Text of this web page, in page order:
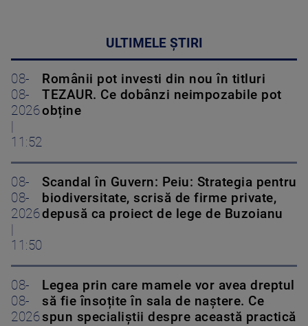
ULTIMELE ȘTIRI
08-
08-
2026
11:52
Românii pot investi din nou în titluri
TEZAUR. Ce dobânzi neimpozabile pot
obține
08-
08-
2026
11:50
Scandal în Guvern: Peiu: Strategia pentru
biodiversitate, scrisă de firme private,
depusă ca proiect de lege de Buzoianu
08-
08-
2026
Legea prin care mamele vor avea dreptul
să fie însoțite în sala de naștere. Ce
spun specialiștii despre această practică